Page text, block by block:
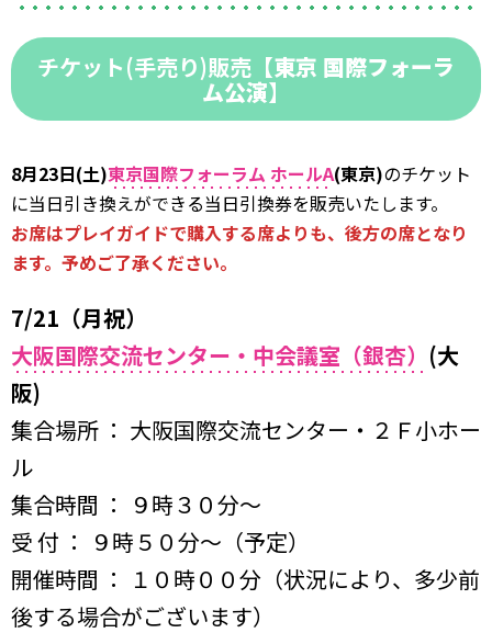
チケット(手売り)販売 【東京 国際フォーラ
ム公演】
8月23日(土)東京国際フォーラム ホールA(東京)のチケット
に当日引き換えができる当日引換券を販売いたします。
お席はプレイガイドで購入する席よりも、後方の席となり
ます。予めご了承ください。
7/21（月祝）
大阪国際交流センター・中会議室（銀杏） (大
阪)
集合場所 ： 大阪国際交流センター・２Ｆ小ホー
ル
集合時間 ： ９時３０分〜
受 付 ： ９時５０分〜（予定）
開催時間 ： １０時００分（状況により、多少前
後する場合がございます）